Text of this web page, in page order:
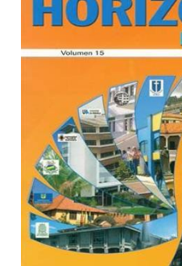
Barra lateral del artículo